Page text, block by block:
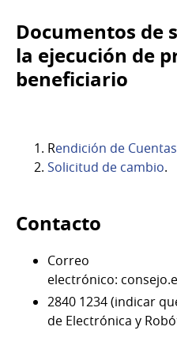
Documentos de
la ejecución de
beneficiario
Rendición de
Solicitud de cambio.
Contacto
Correo
electrónico:
2840 1234 (indicar
de Electrónica y